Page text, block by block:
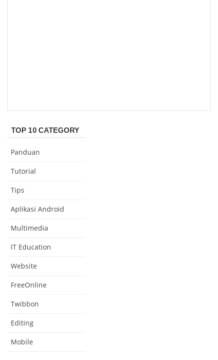
TOP 10 CATEGORY
Panduan
Tutorial
Tips
Aplikasi Android
Multimedia
IT Education
Website
FreeOnline
Twibbon
Editing
Mobile